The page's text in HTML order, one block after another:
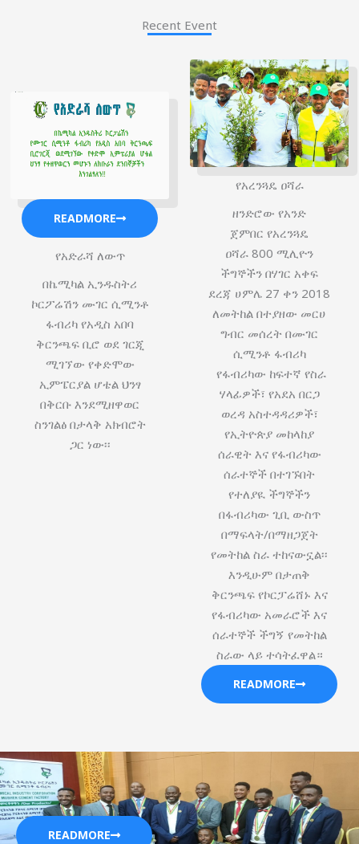
Recent Event
READMORE
የአድራሻ ለውጥ
በኬሚካል ኢንዱስትሪ
ኮርፖሬሽን ሙገር ሲሚንቶ
ፋብሪካ የአዲስ አበባ
ቅርንጫፍ ቢሮ ወደ ገርጂ
ሚገኘው የቀድሞው
ኢምፔርያል ሆቴል ህንፃ
በቅርቡ እንደሚዘዋወር
ስንገልፅ በታላቅ አክብሮት
ጋር ነው፡፡
የአረንጓዴ ዐሻራ
ዘንድሮው የአንድ
ጀምበር የአረንጓዴ
ዐሻራ 800 ሚሊዮን
ችግኞችን በሃገር አቀፍ
ደረጃ ሀምሌ 27 ቀን 2018
ለመትከል በተያዘው መርሀ
ግብር መሰረት በሙገር
ሲሚንቶ ፋብሪካ
የፋብሪካው ከፍተኛ የስራ
ሃላፊዎች፣ የአደአ በርጋ
ወረዳ አስተዳዳሪዎች፣
የኢትዮጵያ መከላከያ
ሰራዊት እና የፋብሪካው
ሰራተኞች በተገኙበት
የተለያዪ ችግኞችን
በፋብሪካው ጊቢ ውስጥ
በማፍላት/በማዘጋጀት
የመትከል ስራ ተከናውኗል፡፡
እንዲሁም በታጠቅ
ቅርንጫፍ የኮርፓሬሸ‍ኑ እና
የፋብሪካው አመራሮች እና
ሰራተኞች ችግኝ የመትከል
ስራው ላይ ተሳትፈዋል።
READMORE
READMORE